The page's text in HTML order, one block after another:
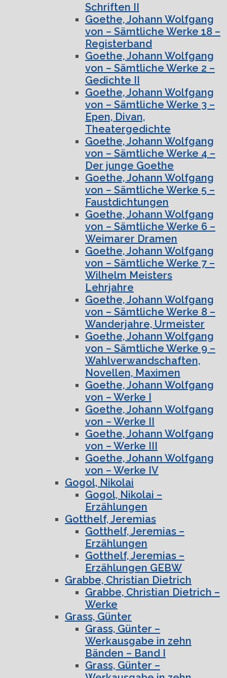
Schriften II
Goethe, Johann Wolfgang
von – Sämtliche Werke 18 –
Registerband
Goethe, Johann Wolfgang
von – Sämtliche Werke 2 –
Gedichte II
Goethe, Johann Wolfgang
von – Sämtliche Werke 3 –
Epen, Divan,
Theatergedichte
Goethe, Johann Wolfgang
von – Sämtliche Werke 4 –
Der junge Goethe
Goethe, Johann Wolfgang
von – Sämtliche Werke 5 –
Faustdichtungen
Goethe, Johann Wolfgang
von – Sämtliche Werke 6 –
Weimarer Dramen
Goethe, Johann Wolfgang
von – Sämtliche Werke 7 –
Wilhelm Meisters
Lehrjahre
Goethe, Johann Wolfgang
von – Sämtliche Werke 8 –
Wanderjahre, Urmeister
Goethe, Johann Wolfgang
von – Sämtliche Werke 9 –
Wahlverwandschaften,
Novellen, Maximen
Goethe, Johann Wolfgang
von – Werke I
Goethe, Johann Wolfgang
von – Werke II
Goethe, Johann Wolfgang
von – Werke III
Goethe, Johann Wolfgang
von – Werke IV
Gogol, Nikolai
Gogol, Nikolai –
Erzählungen
Gotthelf, Jeremias
Gotthelf, Jeremias –
Erzählungen
Gotthelf, Jeremias –
Erzählungen GEBW
Grabbe, Christian Dietrich
Grabbe, Christian Dietrich –
Werke
Grass, Günter
Grass, Günter –
Werkausgabe in zehn
Bänden – Band I
Grass, Günter –